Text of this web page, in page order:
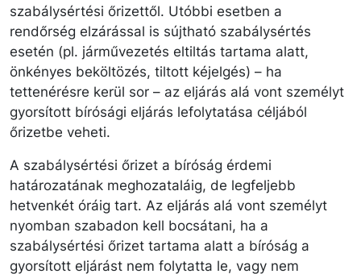
szabálysértési őrizettől. Utóbbi esetben a
rendőrség elzárással is sújtható szabálysértés
esetén (pl. járművezetés eltiltás tartama alatt,
önkényes beköltözés, tiltott kéjelgés) – ha
tettenérésre kerül sor – az eljárás alá vont személyt
gyorsított bírósági eljárás lefolytatása céljából
őrizetbe veheti.
A szabálysértési őrizet a bíróság érdemi
határozatának meghozataláig, de legfeljebb
hetvenkét óráig tart. Az eljárás alá vont személyt
nyomban szabadon kell bocsátani, ha a
szabálysértési őrizet tartama alatt a bíróság a
gyorsított eljárást nem folytatta le, vagy nem